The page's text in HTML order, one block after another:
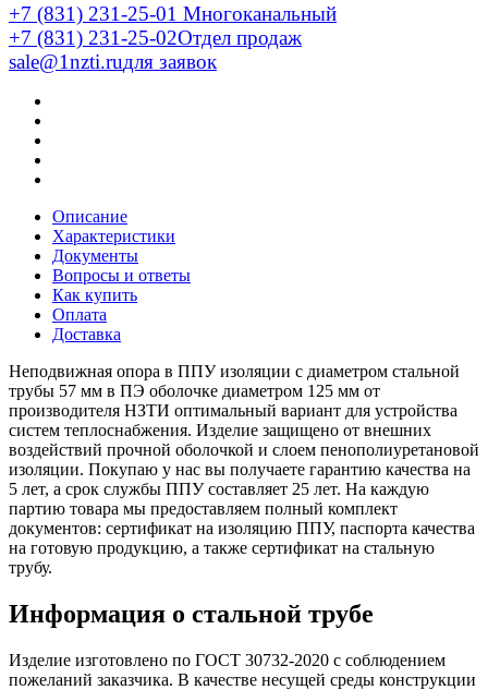
+7 (831) 231-25-01 Многоканальный
+7 (831) 231-25-02Отдел продаж
sale@1nzti.ruдля заявок
Описание
Характеристики
Документы
Вопросы и ответы
Как купить
Оплата
Доставка
Неподвижная опора в ППУ изоляции с диаметром стальной
трубы 57 мм в ПЭ оболочке диаметром 125 мм от
производителя НЗТИ оптимальный вариант для устройства
систем теплоснабжения. Изделие защищено от внешних
воздействий прочной оболочкой и слоем пенополиуретановой
изоляции. Покупаю у нас вы получаете гарантию качества на
5 лет, а срок службы ППУ составляет 25 лет. На каждую
партию товара мы предоставляем полный комплект
документов: сертификат на изоляцию ППУ, паспорта качества
на готовую продукцию, а также сертификат на стальную
трубу.
Информация о стальной трубе
Изделие изготовлено по ГОСТ 30732-2020 с соблюдением
пожеланий заказчика. В качестве несущей среды конструкции